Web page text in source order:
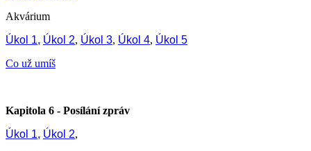
Akvárium
Úkol 1, Úkol 2, Úkol 3, Úkol 4, Úkol 5
Co už umíš
Kapitola 6 - Posílání zpráv
Úkol 1, Úkol 2,